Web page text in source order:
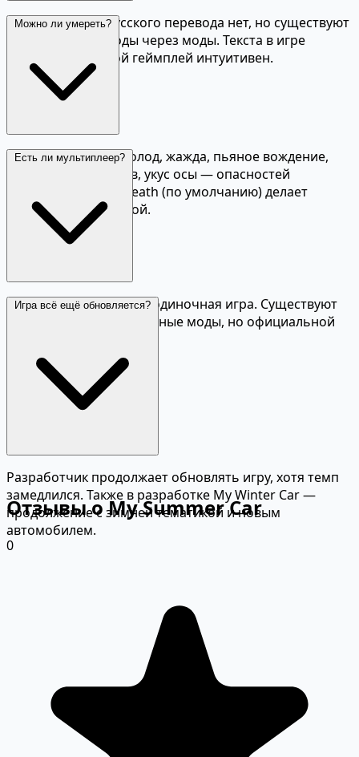
Официального русского перевода нет, но существуют
фанатские переводы через моды. Текста в игре
немного, основной геймплей интуитивен.
Можно ли умереть?
Да, и очень легко. Голод, жажда, пьяное вождение,
утопление, перегрев, укус осы — опасностей
множество. Permadeath (по умолчанию) делает
каждую жизнь ценной.
Есть ли мультиплеер?
Нет, My Summer Car — одиночная игра. Существуют
фанатские мультиплеерные моды, но официальной
Игра всё ещё обновляется?
Разработчик продолжает обновлять игру, хотя темп
замедлился. Также в разработке My Winter Car —
продолжение с зимней тематикой и новым
автомобилем.
Отзывы о My Summer Car
0